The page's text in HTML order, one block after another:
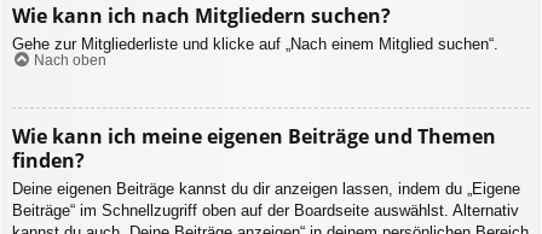
Wie kann ich nach Mitgliedern suchen?
Gehe zur Mitgliederliste und klicke auf „Nach einem Mitglied suchen“.
Nach oben
Wie kann ich meine eigenen Beiträge und Themen
finden?
Deine eigenen Beiträge kannst du dir anzeigen lassen, indem du „Eigene
Beiträge“ im Schnellzugriff oben auf der Boardseite auswählst. Alternativ